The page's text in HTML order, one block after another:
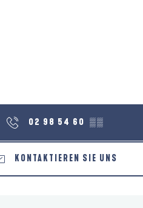
02 98 54 60 ▒▒
KONTAKTIEREN SIE UNS